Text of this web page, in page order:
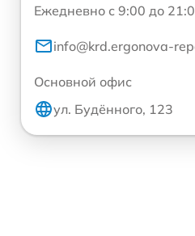
Ежедневно с 9:00 до
info@krd.ergonova-
Основной офис
ул. Будённого, 123